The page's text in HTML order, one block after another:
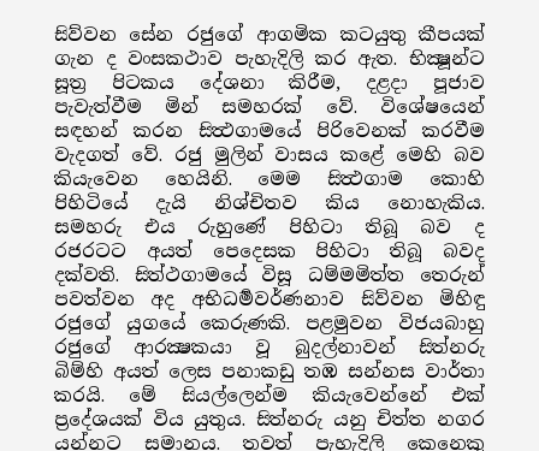
සිව්වන සේන රජුගේ ආගමික කටයුතු කීපයක්
ගැන ද වංසකථාව පැහැදිලි කර ඇත. භික්‍ෂූන්ට
සූත්‍ර පිටකය දේශනා කිරීම, දළදා පූජාව
පැවැත්වීම මින් සමහරක් වේ. විශේෂයෙන්
සඳහන් කරන සිත්‍ථගාමයේ පිරිවෙනක් කරවීම
වැදගත් වේ. රජු මුලින් වාසය කළේ මෙහි බව
කියැවෙන හෙයිනි. මෙම සිත්‍ථගාම කොහි
පිහිටියේ දැයි නිශ්චිතව කිය නොහැකිය.
සමහරු එය රුහුණේ පිහිටා තිබූ බව ද
රජරටට අයත් පෙදෙසක පිහිටා තිබූ බවද
දක්වති. සිත්ථගාමයේ විසූ ධම්මමිත්ත තෙරුන්
පවත්වන අද අභිධර්‍මවර්ණනාව සිව්වන මිහිඳු
රජුගේ යුගයේ කෙරුණකි. පළමුවන විජයබාහු
රජුගේ ආරක්‍ෂකයා වූ බුදල්නාවන් සිත්නරු
බිම්හි අයත් ලෙස පනාකඩු තඹ සන්නස වාර්තා
කරයි. මේ සියල්ලෙන්ම කියැවෙන්නේ එක්
ප්‍රදේශයක් විය යුතුය. සිත්නරු යනු චිත්ත නගර
යන්නට සමානය. තවත් පැහැදිලි කෙනෙකු